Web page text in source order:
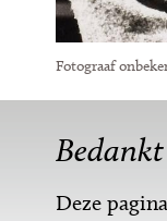
Fotograaf
Bedankt
Deze